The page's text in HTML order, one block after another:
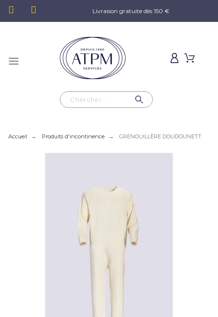
Livraison gratuite dès 150 €
Accueil Produits d'incontinence GRENOUILLÈRE DOUDOUNETT